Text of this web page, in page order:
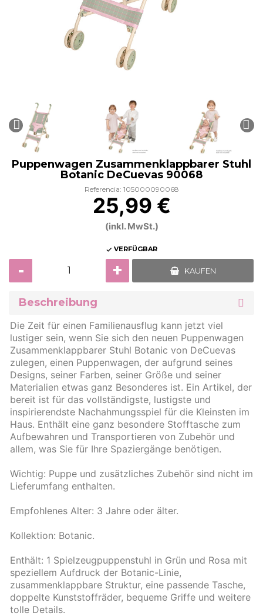
Puppenwagen Zusammenklappbarer Stuhl
Botanic DeCuevas 90068
Referencia: 105000090068
25,99 €
(inkl. MwSt.)
 VERFÜGBAR
- + KAUFEN
Beschreibung
Die Zeit für einen Familienausflug kann jetzt viel
lustiger sein, wenn Sie sich den neuen Puppenwagen
Zusammenklappbarer Stuhl Botanic von DeCuevas
zulegen, einen Puppenwagen, der aufgrund seines
Designs, seiner Farben, seiner Größe und seiner
Materialien etwas ganz Besonderes ist. Ein Artikel, der
bereit ist für das vollständigste, lustigste und
inspirierendste Nachahmungsspiel für die Kleinsten im
Haus. Enthält eine ganz besondere Stofftasche zum
Aufbewahren und Transportieren von Zubehör und
allem, was Sie für Ihre Spaziergänge benötigen.
Wichtig: Puppe und zusätzliches Zubehör sind nicht im
Lieferumfang enthalten.
Empfohlenes Alter: 3 Jahre oder älter.
Kollektion: Botanic.
Enthält: 1 Spielzeugpuppenstuhl in Grün und Rosa mit
speziellem Aufdruck der Botanic-Linie,
zusammenklappbare Struktur, eine passende Tasche,
doppelte Kunststoffräder, bequeme Griffe und weitere
tolle Details.